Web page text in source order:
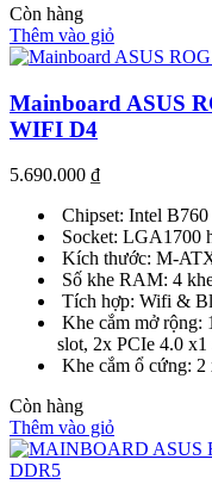
Còn hàng
Thêm vào giỏ
Mainboard ASUS
WIFI D4
5.690.000 ₫
Chipset: Intel B760
Socket: LGA1700
Kích thước: M-
Số khe RAM: 4
Tích hợp: Wifi &
Khe cắm mở rộng:
slot, 2x PCIe 4.0 x1
Khe cắm ổ cứng:
Còn hàng
Thêm vào giỏ